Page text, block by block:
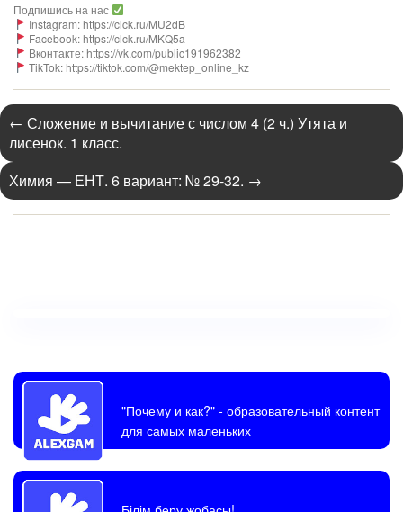
Подпишись на нас
Instagram: https://clck.ru/MU2dB
Facebook: https://clck.ru/MKQ5a
Вконтакте: https://vk.com/public191962382
TikTok: https://tiktok.com/@mektep_online_kz
← Сложение и вычитание с числом 4 (2 ч.) Утята и
лисенок. 1 класс.
Химия — ЕНТ. 6 вариант: № 29-32. →
"Почему и как?"- образовательный контент
для самых маленьких